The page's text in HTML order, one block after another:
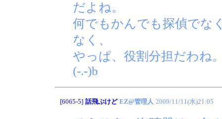
だよね。
何でもかんでも探偵でな
なく、
やっぱ、役割分担だわね
(-.-)b
[6065-5] 話飛ぶけど EZ@管理人 2009/11/11(水)21:05